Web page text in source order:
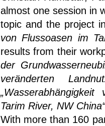
almost one session in
topic and the project
von Flussoasen im
results from their
der
veränderten
Tarim River, NW China“
With more than 160